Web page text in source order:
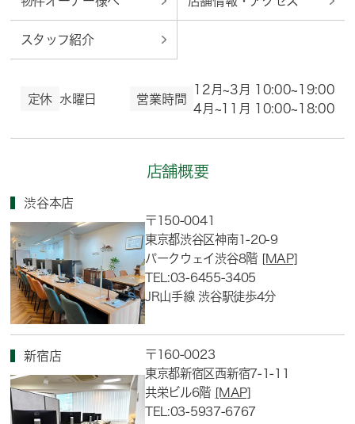
スタッフ紹介
定休 水曜日 営業時間
12月~3月 10:00~19:00
4月~11月 10:00~18:00
店舗概要
渋谷本店
〒150-0041
東京都渋谷区神南1-20-9
パークウェイ渋谷8階 [MAP]
TEL:03-6455-3405
JR山手線 渋谷駅徒歩4分
新宿店
〒160-0023
東京都新宿区西新宿7-1-11
共栄ビル6階 [MAP]
TEL:03-5937-6767